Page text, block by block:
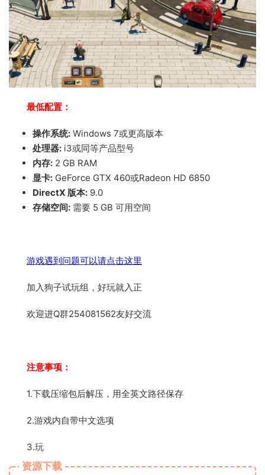
最低配置：
操作系统: Windows 7或更高版本
处理器: i3或同等产品型号
内存: 2 GB RAM
显卡: GeForce GTX 460或Radeon HD 6850
DirectX 版本: 9.0
存储空间: 需要 5 GB 可用空间
游戏遇到问题可以请点击这里
加入狗子试玩组，好玩就入正
欢迎进Q群254081562友好交流
注意事项：
1.下载压缩包后解压，用全英文路径保存
2.游戏内自带中文选项
3.玩
资源下载